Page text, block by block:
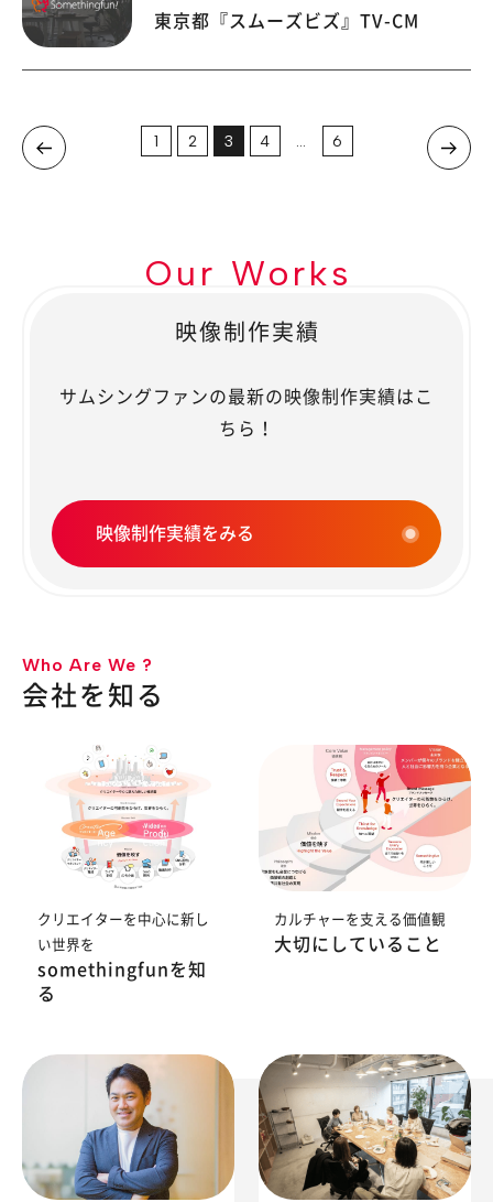
東京都『スムーズビズ』TV-CM
1 2 3 4 … 6
Our Works
映像制作実績
サムシングファンの最新の映像制作実績はこ
ちら！
映像制作実績をみる
Who Are We ?
会社を知る
クリエイターを中心に新し
い世界を
somethingfunを知
る
カルチャーを支える価値観
大切にしていること